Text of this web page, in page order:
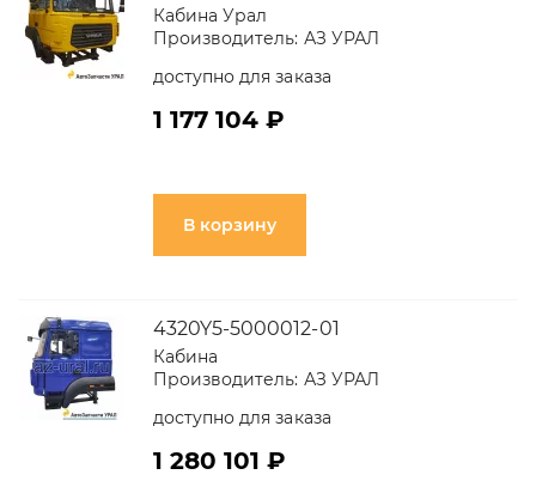
Кабина Урал
Производитель: АЗ УРАЛ
доступно для заказа
1 177 104 ₽
В корзину
4320Y5-5000012-01
Кабина
Производитель: АЗ УРАЛ
доступно для заказа
1 280 101 ₽